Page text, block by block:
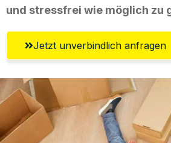
und stressfrei wie möglich zu
Jetzt unverbindlich anfragen